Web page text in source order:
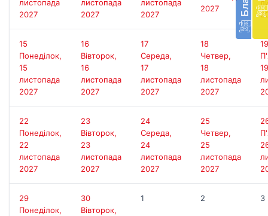
листопада
2027
листопада
2027
листопада
2027
2027
15
Понеділок,
15
листопада
2027
16
Вівторок,
16
листопада
2027
17
Середа,
17
листопада
2027
18
Четвер,
18
листопада
2027
19
19
22
Понеділок,
22
листопада
2027
23
Вівторок,
23
листопада
2027
24
Середа,
24
листопада
2027
25
Четвер,
25
листопада
2027
29
Понеділок,
30
Вівторок,
1 2 3